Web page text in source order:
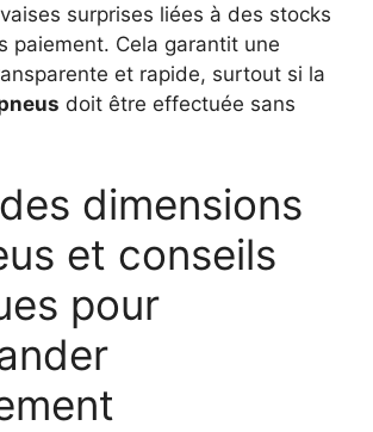
surprises liées à des stocks
paiement. Cela garantit une
et rapide, surtout si la
doit être effectuée sans
dimensions
et conseils
pour